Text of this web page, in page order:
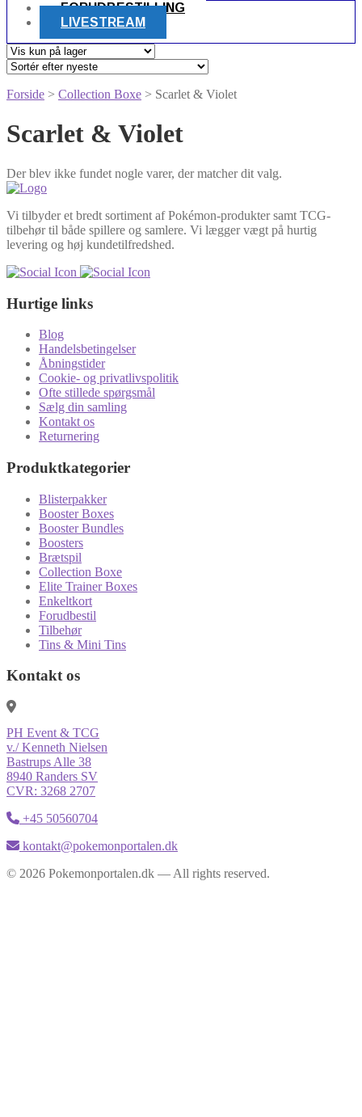
FORUDBESTILLING
LIVESTREAM
Forside > Collection Boxe > Scarlet & Violet
Scarlet & Violet
Der blev ikke fundet nogle varer, der matcher dit valg.
Vi tilbyder et bredt sortiment af Pokémon-produkter samt TCG-
tilbehør til både spillere og samlere. Vi lægger vægt på hurtig
levering og høj kundetilfredshed.
Hurtige links
Blog
Handelsbetingelser
Åbningstider
Cookie- og privatlivspolitik
Ofte stillede spørgsmål
Sælg din samling
Kontakt os
Returnering
Produktkategorier
Blisterpakker
Booster Boxes
Booster Bundles
Boosters
Brætspil
Collection Boxe
Elite Trainer Boxes
Enkeltkort
Forudbestil
Tilbehør
Tins & Mini Tins
Kontakt os
PH Event & TCG
v./ Kenneth Nielsen
Bastrups Alle 38
8940 Randers SV
CVR: 3268 2707
+45 50560704
kontakt@pokemonportalen.dk
© 2026 Pokemonportalen.dk — All rights reserved.